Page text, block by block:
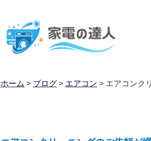
ホーム > ブログ > エアコン > エアコンク